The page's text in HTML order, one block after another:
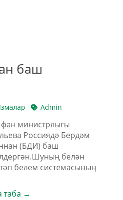
баш
Admin
министрлыгы
Россиядә Бердәм
(БДИ) баш
белән
белем системасының
таба →